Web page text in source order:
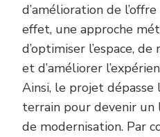
d’amélioration de
effet, une approche
d’optimiser l’espace,
et d’améliorer
Ainsi, le projet dépasse
terrain pour devenir
de modernisation. Par